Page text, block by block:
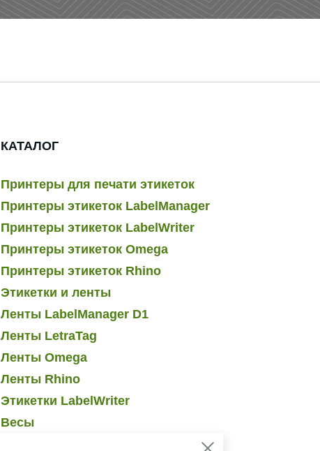
КАТАЛОГ
Принтеры для печати этикеток
Принтеры этикеток LabelManager
Принтеры этикеток LabelWriter
Принтеры этикеток Omega
Принтеры этикеток Rhino
Этикетки и ленты
Ленты LabelManager D1
Ленты LetraTag
Ленты Omega
Ленты Rhino
Этикетки LabelWriter
Весы